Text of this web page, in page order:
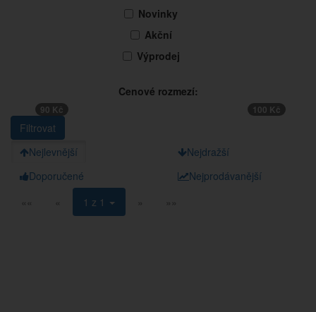
Novinky
Akční
Výprodej
Cenové rozmezí:
90 Kč 100 Kč
Nejlevnější
Nejdražší
Doporučené
Nejprodávanější
««
« 1 z 1 » »»